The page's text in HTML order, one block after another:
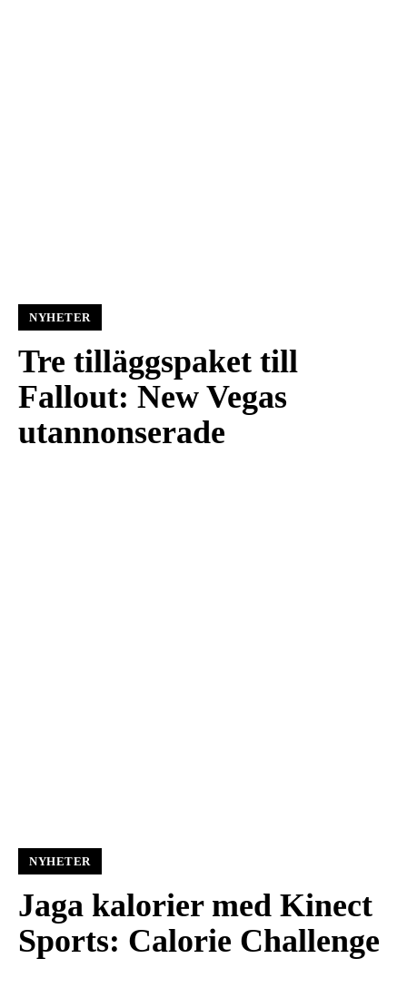
NYHETER
Tre tilläggspaket till
Fallout: New Vegas
utannonserade
NYHETER
Jaga kalorier med Kinect
Sports: Calorie Challenge